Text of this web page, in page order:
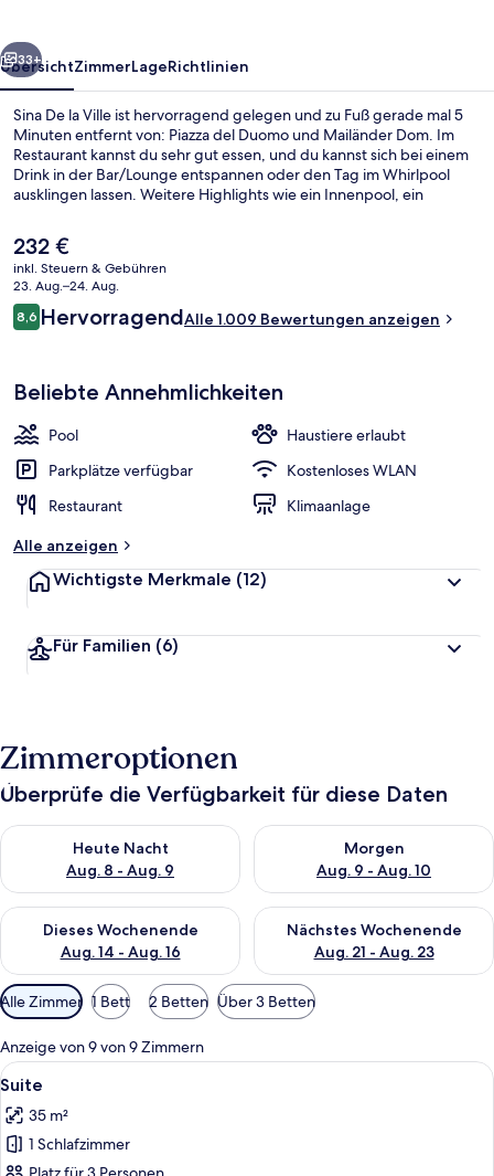
Weiter
33+
ÜbersichtZimmerLageRichtlinien
Sina De la Ville ist hervorragend gelegen und zu Fuß gerade mal 5
Minuten entfernt von: Piazza del Duomo und Mailänder Dom. Im
Restaurant kannst du sehr gut essen, und du kannst sich bei einem
Drink in der Bar/Lounge entspannen oder den Tag im Whirlpool
ausklingen lassen. Weitere Highlights wie ein Innenpool, ein
Boutique-Stil. Das hilfsbereite Personal und die Lage erhalten tolle
Bewertungen von anderen Reisenden. Die öffentlichen
Verkehrsmittel sind nur einen kurzen Fußmarsch entfernt: Zur
Metrostation Duomo sind es 3 Minuten und zur
Straßenbahnhaltestelle Teatro alla Scala 4 Minuten.
Der
aktuelle
Preis
beträgt
232 €.
232 €
inkl. Steuern & Gebühren
23. Aug.–24. Aug.
Bewertungen
8,68,6 von 10.
HervorragendAlle 1.009 Bewertungen anzeigen
Beliebte Annehmlichkeiten
Pool
Haustiere erlaubt
Parkplätze verfügbar
Kostenloses WLAN
Restaurant
Klimaanlage
Alle anzeigen
Wichtigste Merkmale (12)
Für Familien (6)
Zimmeroptionen
Überprüfe die Verfügbarkeit für diese Daten
Heute Nacht
Aug. 8 - Aug. 9
Überprüfe die Verfügbarkeit für heute Nacht, Aug. 8 - Aug. 9.
Morgen
Aug. 9 - Aug. 10
Überprüfe die Verfügbarkeit
Dieses Wochenende
Aug. 14 - Aug. 16
Überprüfe die Verfügbarkeit für dieses Wochenende, Aug. 14
Nächstes Wochenende
Aug. 21 - Aug. 23
Überprüfe die Verfügbarkeit
Verfügbare
Filter
für
Zimmer
Alle Zimmer 1 Bett 2 Betten Über 3 Betten
Anzeige von 9 von 9 Zimmern
Alle
Fotos
für
Suite
Ein modernes Hotelzimmer mit
6
Suite
35 m²
1 Schlafzimmer